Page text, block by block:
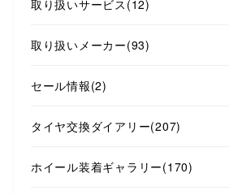
取り扱いサービス (12)
取り扱いメーカー(93)
セール情報(2)
タイヤ交換ダイアリー(207)
ホイール装着ギャラリー(170)